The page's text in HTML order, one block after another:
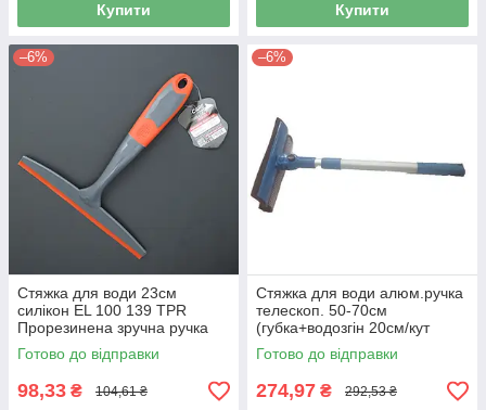
Купити Купити
–6%
Стяжка для води 23см
силікон EL 100 139 TPR
Прорезинена зручна ручка
(40шт/ящ)
Готово до відправки
98,33 ₴ 104,61 ₴
–6%
Стяжка для води алюм.ручка
телескоп. 50-70см
(губка+водозгін 20см/кут
нахилу) BP-30 "BI-Plast"
Готово до відправки
274,97 ₴ 292,53 ₴